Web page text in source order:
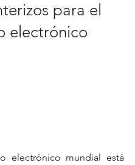
para el
electrónico
electrónico mundial está